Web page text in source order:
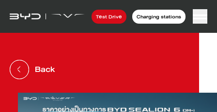
Test Drive Charging stations
Back